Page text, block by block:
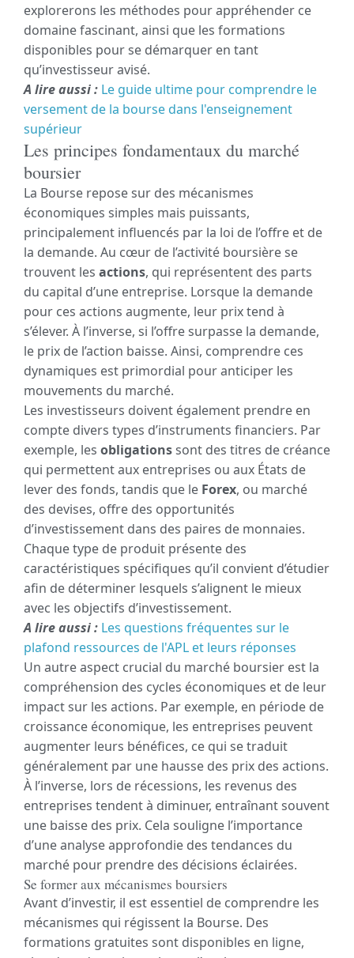
explorerons les méthodes pour appréhender ce
domaine fascinant, ainsi que les formations
disponibles pour se démarquer en tant
qu’investisseur avisé.
A lire aussi : Le guide ultime pour comprendre le
versement de la bourse dans l'enseignement
supérieur
Les principes fondamentaux du marché
boursier
La Bourse repose sur des mécanismes
économiques simples mais puissants,
principalement influencés par la loi de l’offre et de
la demande. Au cœur de l’activité boursière se
trouvent les actions, qui représentent des parts
du capital d’une entreprise. Lorsque la demande
pour ces actions augmente, leur prix tend à
s’élever. À l’inverse, si l’offre surpasse la demande,
le prix de l’action baisse. Ainsi, comprendre ces
dynamiques est primordial pour anticiper les
mouvements du marché.
Les investisseurs doivent également prendre en
compte divers types d’instruments financiers. Par
exemple, les obligationssont des titres de créance
qui permettent aux entreprises ou aux États de
lever des fonds, tandis que le Forex, ou marché
des devises, offre des opportunités
d’investissement dans des paires de monnaies.
Chaque type de produit présente des
caractéristiques spécifiques qu’il convient d’étudier
afin de déterminer lesquels s’alignent le mieux
avec les objectifs d’investissement.
A lire aussi : Les questions fréquentes sur le
plafond ressources de l'APL et leurs réponses
Un autre aspect crucial du marché boursier est la
compréhension des cycles économiques et de leur
impact sur les actions. Par exemple, en période de
croissance économique, les entreprises peuvent
augmenter leurs bénéfices, ce qui se traduit
généralement par une hausse des prix des actions.
À l’inverse, lors de récessions, les revenus des
entreprises tendent à diminuer, entraînant souvent
une baisse des prix. Cela souligne l’importance
d’une analyse approfondie des tendances du
marché pour prendre des décisions éclairées.
Se former aux mécanismes boursiers
Avant d’investir, il est essentiel de comprendre les
mécanismes qui régissent la Bourse. Des
formations gratuites sont disponibles en ligne,